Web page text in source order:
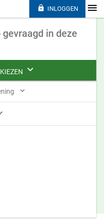
in deze


 INLOGGEN